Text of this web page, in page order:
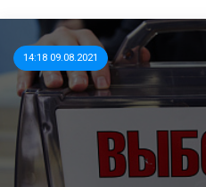
14:18 09.08.2021